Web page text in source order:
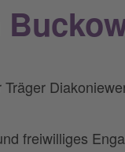
freiwilliges